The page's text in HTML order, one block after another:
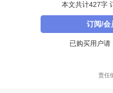
本文共计427字
订阅/会
已购买用户请
责任